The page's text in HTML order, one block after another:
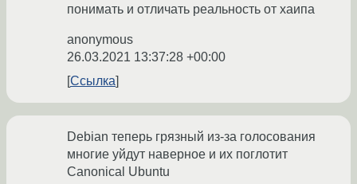
понимать и отличать реальность от хаипа
anonymous
26.03.2021 13:37:28 +00:00
Ссылка
Debian теперь грязный из-за голосования
многие уйдут наверное и их поглотит
Canonical Ubuntu